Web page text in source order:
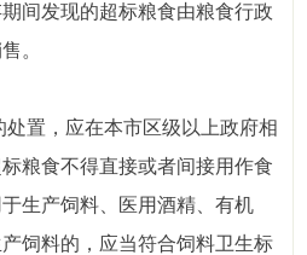
间发现的超标粮食由粮食行政
。
置，应在本市区级以上政府相
粮食不得直接或者间接用作食
生产饲料、医用酒精、有机
饲料的，应当符合饲料卫生标